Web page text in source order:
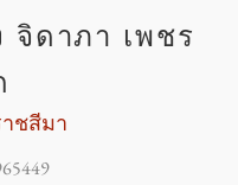
จิดาภา เพชร
ชสีมา